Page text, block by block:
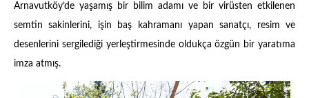
Arnavutköy’de yaşamış bir bilim adamı ve bir virüsten etkilenen
semtin sakinlerini, işin baş kahramanı yapan sanatçı, resim ve
desenlerini sergilediği yerleştirmesinde oldukça özgün bir yaratıma
imza atmış.